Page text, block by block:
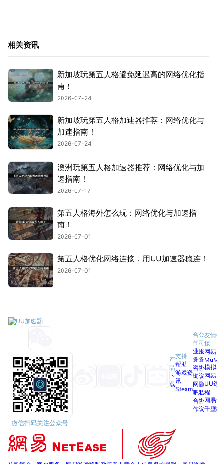
相关资讯
新加坡玩第五人格避免延迟高的网络优化指
南！
2026-07-24
新加坡玩第五人格加速器推荐：网络优化与
加速指南！
2026-07-24
澳洲玩第五人格加速器推荐：网络优化与加
速指南！
2026-07-17
第五人格海外怎么玩：网络优化与加速指
南！
2026-07-01
第五人格优化网络连接：用UU加速器稳连！
2026-07-01
微信扫码关注公众号
产
品
下
载
支持
帮助
游戏资
讯
Steam
合
作
业
务
咨
询
网
吧
合
作
公
司
服
务
协
议
隐
私
协
议
友
接
网易
模
网易
UU
程
网
千